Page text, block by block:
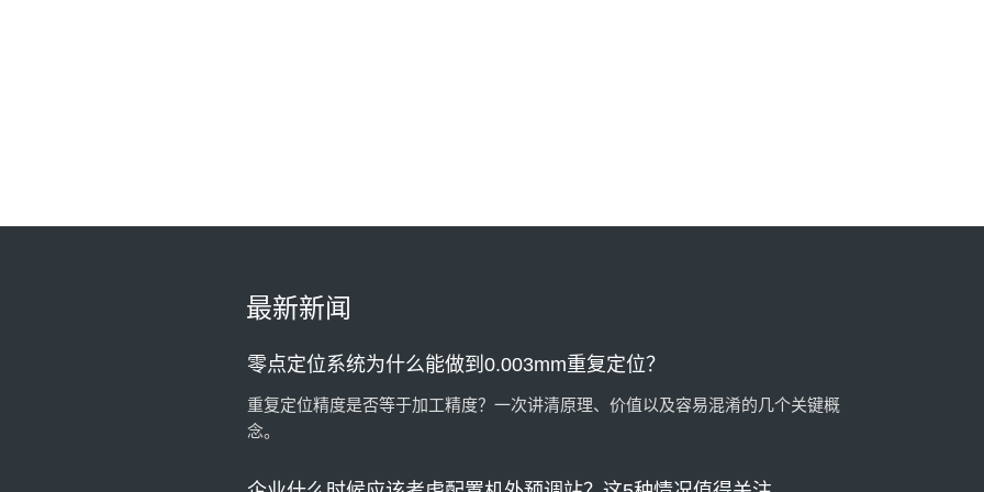
最新新闻
零点定位系统为什么能做到0.003mm重复定位？
念。
企业什么时候应该考虑配置机外预调站？这5种情况值得关注